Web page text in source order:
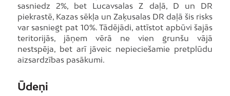
sasniedz 2%, bet Lucavsalas Z daļā, D un DR
piekrastē, Kazas sēkļa un Zaķusalas DR daļā šis risks
var sasniegt pat 10%. Tādējādi, attīstot apbūvi šajās
teritorijās, jāņem vērā ne vien grunšu vājā
nestspēja, bet arī jāveic nepieciešamie pretplūdu
aizsardzības pasākumi.
Ūdeņi